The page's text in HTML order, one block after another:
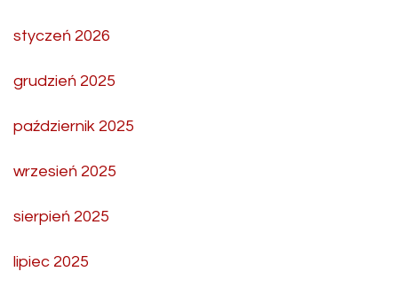
styczeń 2026
grudzień 2025
październik 2025
wrzesień 2025
sierpień 2025
lipiec 2025